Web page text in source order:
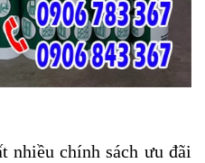
nhiều chính sách ưu đãi